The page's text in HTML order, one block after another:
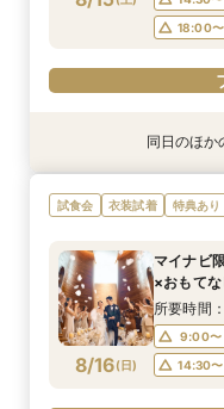
18:00〜
衣装試着 特典あり
8/15(土)
＜初めて
たり相談＆
9:00〜
14:30〜
衣装試着 特典あり
8/15(土)
【10名～
食×おもて
9:15〜
18:00〜
衣装試着 特典あり
8/15(土)
大好評♪ペ
W*相談会
9:15〜
14:45〜
8/15(土)
【遠方の
豪華5大特
13:00〜
衣装試着 特典あり
8/15(土)
【料理重
てなし料理
9:00〜
14:30〜
衣装試着 特典あり
8/15(土)
「即決ナ
人気ドレス
9:15〜
18:00〜
同日のほか
試食会 衣装試着 特典あり
8/16(日)
マイナビ
×おもて
所要時間
9:00〜
14:30〜